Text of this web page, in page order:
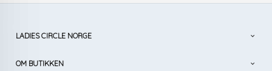
LADIES CIRCLE NORGE
OM BUTIKKEN